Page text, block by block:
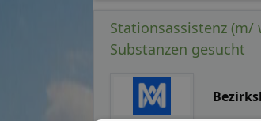
Stationsassistenz
Substanzen gesucht